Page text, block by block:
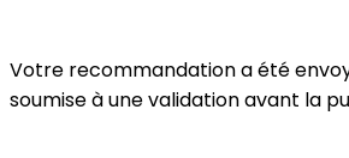
Votre recommandation a été
soumise à une validation avant la